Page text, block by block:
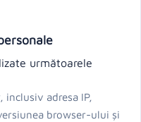
următoarele
adresa IP,
browser-ului și